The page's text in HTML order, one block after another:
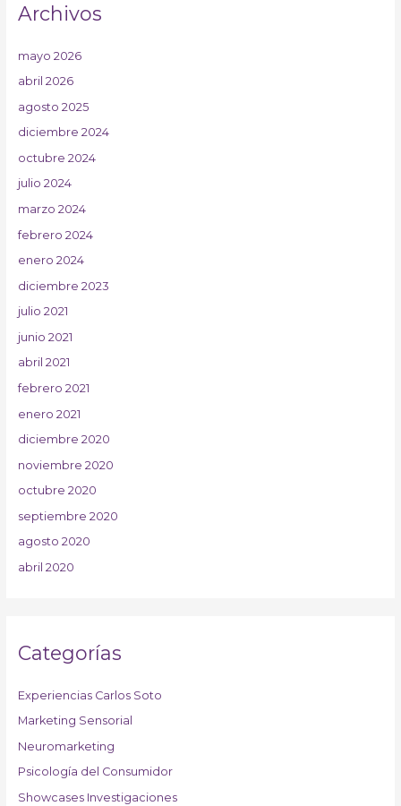
Archivos
mayo 2026
abril 2026
agosto 2025
diciembre 2024
octubre 2024
julio 2024
marzo 2024
febrero 2024
enero 2024
diciembre 2023
julio 2021
junio 2021
abril 2021
febrero 2021
enero 2021
diciembre 2020
noviembre 2020
octubre 2020
septiembre 2020
agosto 2020
abril 2020
Categorías
Experiencias Carlos Soto
Marketing Sensorial
Neuromarketing
Psicología del Consumidor
Showcases Investigaciones